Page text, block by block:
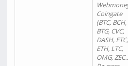
Coingate
(BTC, BCH,
BTG, CVC,
DASH, ETC,
ETH, LTC,
OMG,